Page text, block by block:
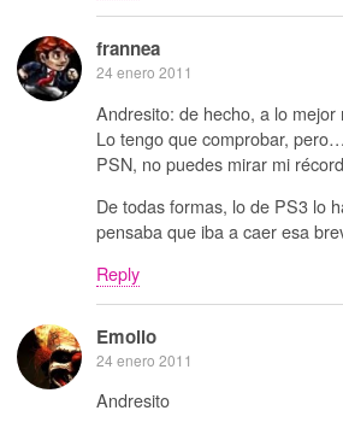
frannea
24 enero 2011
Andresito: de hecho, a lo mejor
Lo tengo que comprobar,
PSN, no puedes mirar mi
De todas formas, lo de PS3 lo
pensaba que iba a caer esa
Reply
Emolio
24 enero 2011
Andresito